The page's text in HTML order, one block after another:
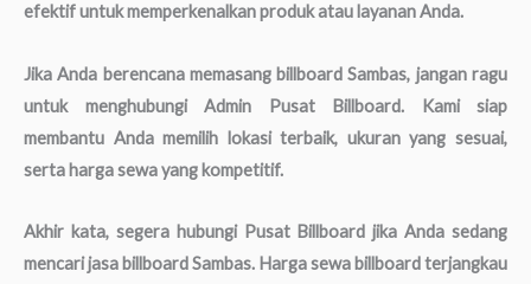
efektif untuk memperkenalkan produk atau layanan Anda.
Jika Anda berencana memasang billboard Sambas, jangan ragu
untuk menghubungi Admin Pusat Billboard. Kami siap
membantu Anda memilih lokasi terbaik, ukuran yang sesuai,
serta harga sewa yang kompetitif.
Akhir kata, segera hubungi Pusat Billboard jika Anda sedang
mencari jasa billboard Sambas. Harga sewa billboard terjangkau